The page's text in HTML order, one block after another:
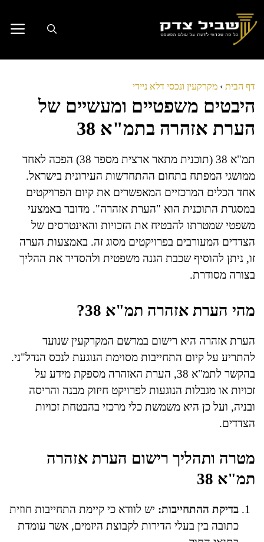
לתוכן
דף הבית › מקרקעין ונכסי דלא ניידי
היבטים משפטיים ומעשיים של
הערת אזהרה בתמ"א 38
תמ"א 38 (תוכנית מתאר ארצית מספר 38) הפכה לאחד
ממושגי המפתח בתחום ההתחדשות העירונית בישראל.
אחד הכלים המרכזיים המאפשרים את קיום הפרויקטים
במסגרת התוכנית הוא "הערת אזהרה". מדובר באמצעי
משפטי שמטרתו להבטיח את הזכויות והאינטרסים של
הצדדים המעורבים בפרויקטים מסוג זה. באמצעות הערה
זו, ניתן להוסיף שכבת הגנה משפטית ולהסדיר את ההליך
בצורה מסודרת.
מהי הערת אזהרה תמ"א 38?
הערת אזהרה היא רישום במרשם המקרקעין שנועד
להתריע על קיום התחייבות מסוימת הנוגעת לנכס הנדל"ני.
בהקשר לתמ"א 38, הערת האזהרה מספקת מידע על
זכויות או מגבלות הנוגעות לפרויקט חיזוק מבנה והריסה
ובניה, ועל כן היא משמשת כלי מרכזי בהבטחת זכויות
הצדדים.
מטרה ותהליך רישום הערת אזהרה
תמ"א 38
בדיקת ההתחייבות: יש לוודא כי קיימת התחייבות חוזית
כתובה בין בעלי הדירות לקבוצת היזמים, אשר עומדת